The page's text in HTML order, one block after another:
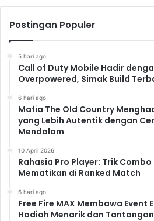
Postingan Populer
5 hari ago
Call of Duty Mobile Hadir
Overpowered, Simak Build
6 hari ago
Mafia The Old Country
yang Lebih Autentik dengan
Mendalam
10 April 2026
Rahasia Pro Player: Trik Combo
Mematikan di Ranked Match
6 hari ago
Free Fire MAX Membawa Event
Hadiah Menarik dan